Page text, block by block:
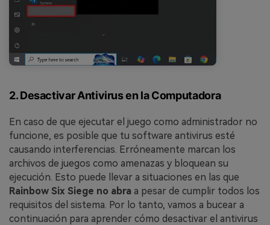
2. Desactivar Antivirus en la Computadora
En caso de que ejecutar el juego como administrador no
funcione, es posible que tu software antivirus esté
causando interferencias. Erróneamente marcan los
archivos de juegos como amenazas y bloquean su
ejecución. Esto puede llevar a situaciones en las que
Rainbow Six Siege no abra a pesar de cumplir todos los
requisitos del sistema. Por lo tanto, vamos a bucear a
continuación para aprender cómo desactivar el antivirus